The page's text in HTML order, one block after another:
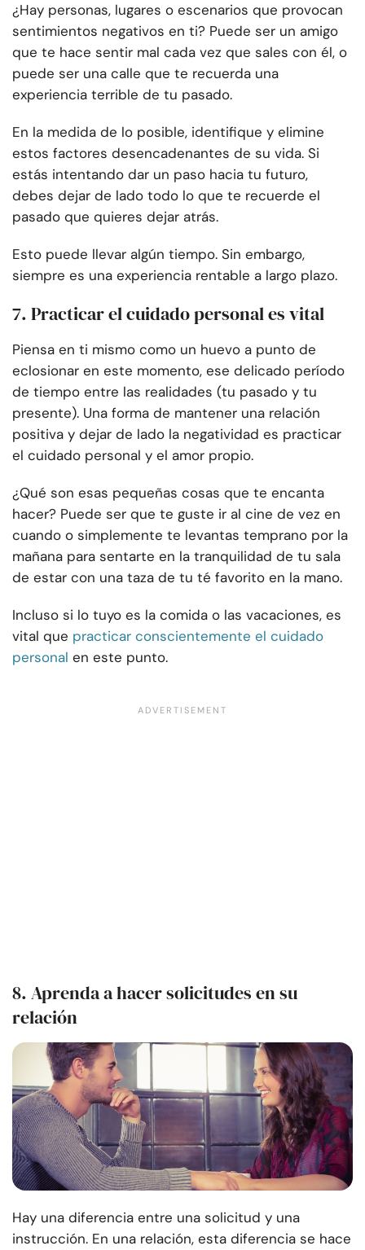
¿Hay personas, lugares o escenarios que provocan
sentimientos negativos en ti? Puede ser un amigo
que te hace sentir mal cada vez que sales con él, o
puede ser una calle que te recuerda una
experiencia terrible de tu pasado.
En la medida de lo posible, identifique y elimine
estos factores desencadenantes de su vida. Si
estás intentando dar un paso hacia tu futuro,
debes dejar de lado todo lo que te recuerde el
pasado que quieres dejar atrás.
Esto puede llevar algún tiempo. Sin embargo,
siempre es una experiencia rentable a largo plazo.
7. Practicar el cuidado personal es vital
Piensa en ti mismo como un huevo a punto de
eclosionar en este momento, ese delicado período
de tiempo entre las realidades (tu pasado y tu
presente). Una forma de mantener una relación
positiva y dejar de lado la negatividad es practicar
el cuidado personal y el amor propio.
¿Qué son esas pequeñas cosas que te encanta
hacer? Puede ser que te guste ir al cine de vez en
cuando o simplemente te levantas temprano por la
mañana para sentarte en la tranquilidad de tu sala
de estar con una taza de tu té favorito en la mano.
Incluso si lo tuyo es la comida o las vacaciones, es
vital que practicar conscientemente el cuidado
personal en este punto.
8. Aprenda a hacer solicitudes en su
relación
Hay una diferencia entre una solicitud y una
instrucción. En una relación, esta diferencia se hace